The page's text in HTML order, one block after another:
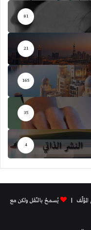
81
21
165
35
4
يُسمحُ بالنّقل ولكن مع